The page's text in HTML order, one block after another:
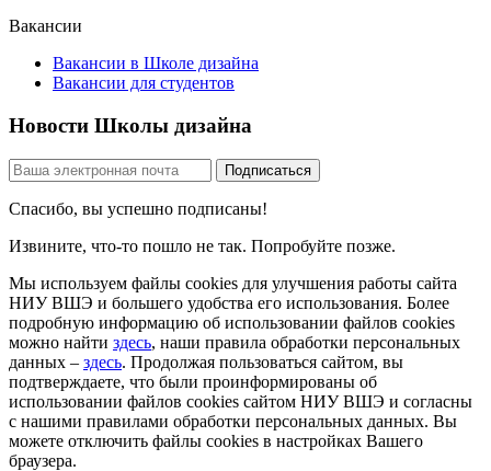
Вакансии
Вакансии в Школе дизайна
Вакансии для студентов
Новости Школы дизайна
Спасибо, вы успешно подписаны!
Извините, что-то пошло не так. Попробуйте позже.
Мы используем файлы cookies для улучшения работы сайта
НИУ ВШЭ и большего удобства его использования. Более
подробную информацию об использовании файлов cookies
можно найти здесь, наши правила обработки персональных
данных – здесь. Продолжая пользоваться сайтом, вы
подтверждаете, что были проинформированы об
использовании файлов cookies сайтом НИУ ВШЭ и согласны
с нашими правилами обработки персональных данных. Вы
можете отключить файлы cookies в настройках Вашего
браузера.